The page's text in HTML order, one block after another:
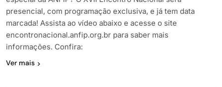
presencial, com programação exclusiva, e já tem data
marcada! Assista ao vídeo abaixo e acesse o site
encontronacional.anfip.org.br para saber mais
informações. Confira:
Ver mais